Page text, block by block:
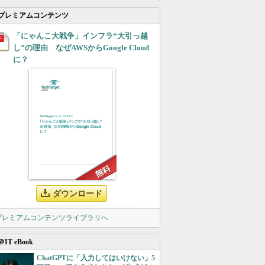
レミアムコンテンツ
「にゃんこ大戦争」インフラ“大引っ越
し”の理由 なぜAWSからGoogle Cloud
に？
ダウンロード
レミアムコンテンツライブラリへ
IT eBook
ChatGPTに「入力してはいけない」5